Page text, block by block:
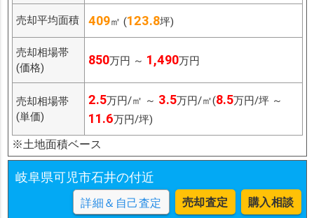
売却平均面積 409㎡ (123.8坪)
売却相場帯
(価格)
850万円 ～ 1,490万円
売却相場帯
(単価)
2.5万円/㎡ ～ 3.5万円/㎡(8.5万円/坪 ～
11.6万円/坪)
※土地面積ベース
岐阜県可児市石井の付近
詳細＆自己査定 売却査定 購入相談